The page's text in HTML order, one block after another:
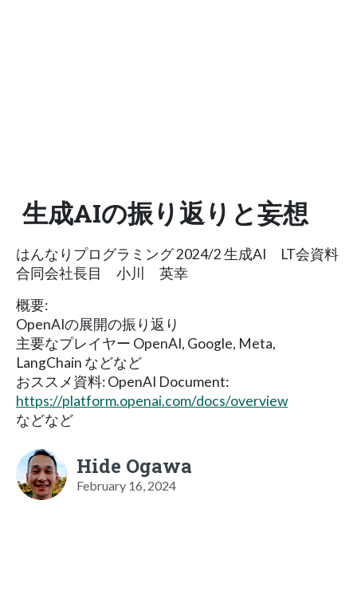
生成AIの振り返りと妄想
はんなりプログラミング 2024/2 生成AI LT会資料
合同会社長目 小川 英幸
概要:
OpenAIの展開の振り返り
主要なプレイヤー OpenAI, Google, Meta,
LangChain などなど
おススメ資料: OpenAI Document:
https://platform.openai.com/docs/overview
などなど
Hide Ogawa
February 16, 2024